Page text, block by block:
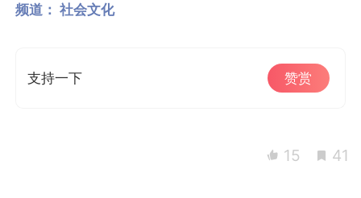
频道： 社会文化
支持一下 赞赏
15 41